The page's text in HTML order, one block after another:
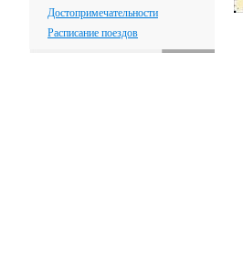
Достопримечательности
Расписание поездов